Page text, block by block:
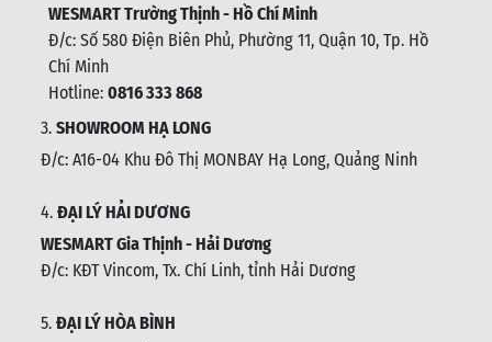
WESMART Trường Thịnh - Hồ Chí Minh
Đ/c: Số 580 Điện Biên Phủ, Phường 11, Quận 10, Tp. Hồ
Chí Minh
Hotline: 0816 333 868
3. SHOWROOM HẠ LONG
Đ/c: A16-04 Khu Đô Thị MONBAY Hạ Long, Quảng Ninh
4. ĐẠI LÝ HẢI DƯƠNG
WESMART Gia Thịnh - Hải Dương
Đ/c: KĐT Vincom, Tx. Chí Linh, tỉnh Hải Dương
5. ĐẠI LÝ HÒA BÌNH